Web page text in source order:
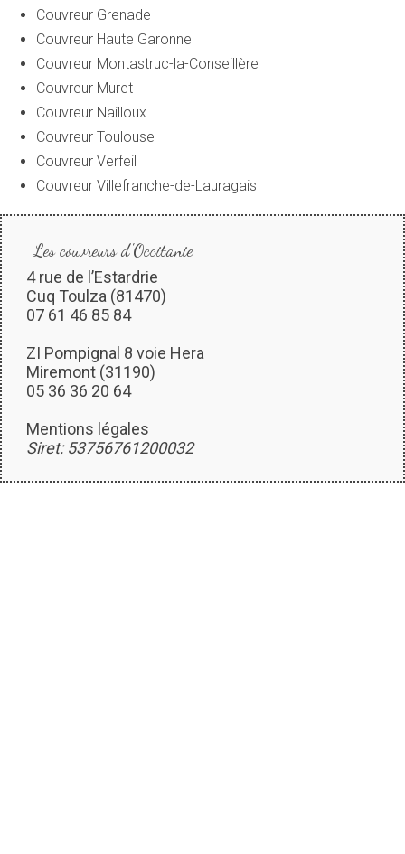
Couvreur Grenade
Couvreur Haute Garonne
Couvreur Montastruc-la-Conseillère
Couvreur Muret
Couvreur Nailloux
Couvreur Toulouse
Couvreur Verfeil
Couvreur Villefranche-de-Lauragais
Les couvreurs d'Occitanie
4 rue de l’Estardrie
Cuq Toulza (81470)
07 61 46 85 84
ZI Pompignal 8 voie Hera
Miremont (31190)
05 36 36 20 64
Mentions légales
Siret: 53756761200032